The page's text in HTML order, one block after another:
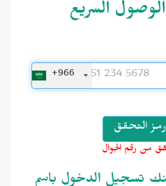
الوصول السريع
+966
من رقم الجوال
تسجيل الدخول باسم